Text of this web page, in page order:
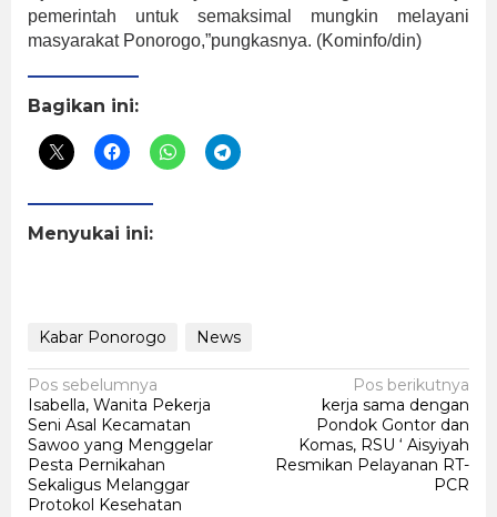
pemerintah untuk semaksimal mungkin melayani
masyarakat Ponorogo,”pungkasnya. (Kominfo/din)
Bagikan ini:
Menyukai ini:
Kabar Ponorogo News
Navigasi
pos
Pos sebelumnya
Isabella, Wanita Pekerja
Seni Asal Kecamatan
Sawoo yang Menggelar
Pesta Pernikahan
Sekaligus Melanggar
Protokol Kesehatan
Pos berikutnya
kerja sama dengan
Pondok Gontor dan
Komas, RSU ‘ Aisyiyah
Resmikan Pelayanan RT-
PCR